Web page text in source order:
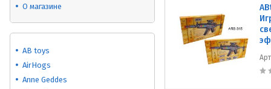
О магазине
AB toys
AirHogs
Anne Geddes